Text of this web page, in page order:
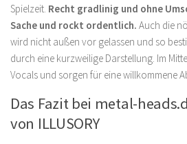
Spielzeit. Recht gradlinig und ohne
Sache und rockt ordentlich. Auch die
wird nicht außen vor gelassen und so
durch eine kurzweilige Darstellung. Im
Vocals und sorgen für eine willkommene
Das Fazit bei metal-
von ILLUSORY